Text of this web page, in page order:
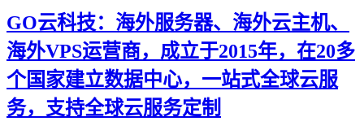
GO云科技：海外服务器、海外云主机、
海外VPS运营商，成立于2015年，在20多
个国家建立数据中心，一站式全球云服
务，支持全球云服务定制